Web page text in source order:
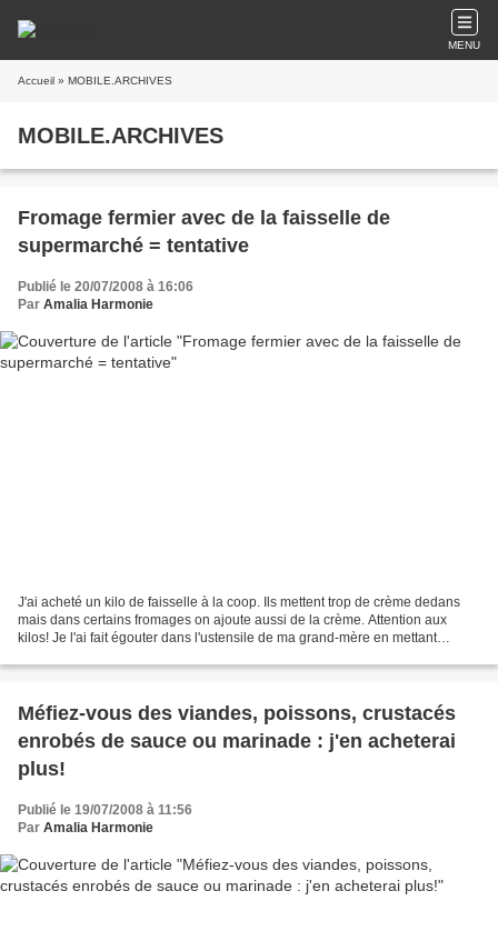
MENU
Accueil » MOBILE.ARCHIVES
MOBILE.ARCHIVES
Fromage fermier avec de la faisselle de
supermarché = tentative
Publié le 20/07/2008 à 16:06
Par Amalia Harmonie
J'ai acheté un kilo de faisselle à la coop. Ils mettent trop de crème dedans
mais dans certains fromages on ajoute aussi de la crème. Attention aux
kilos! Je l'ai fait égouter dans l'ustensile de ma grand-mère en mettant
Méfiez-vous des viandes, poissons, crustacés
enrobés de sauce ou marinade : j'en acheterai
plus!
Publié le 19/07/2008 à 11:56
Par Amalia Harmonie